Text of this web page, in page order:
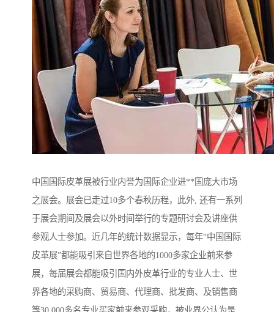
中国国际皮革展被行业内誉为国际企业进**国庞大市场
之展会。展会已走过10多个春秋历程，此外, 还有一系列
于展会期间及展会以外时间举行的专题研讨会及讲座供
参观人士参加。近几年的统计数据显示，每年“中国国际
皮革展”都能吸引来自世界各地的1000多家企业前来参
展，每届展会都能吸引国内外皮革行业的专业人士、世
界各地的采购商、贸易商、代理商、批发商、及销售商